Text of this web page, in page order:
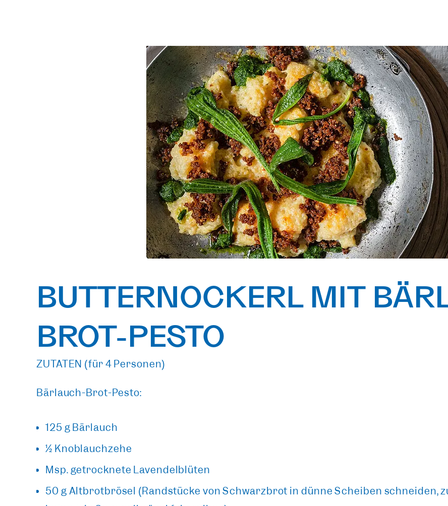
BUTTERNOCKERL MIT
BROT-PESTO
ZUTATEN (für 4 Personen)
Bärlauch-Brot-Pesto:
125 g Bärlauch
½ Knoblauchzehe
Msp. getrocknete Lavendelblüten
50 g Altbrotbrösel (Randstücke von Schwarzbrot in dünne Scheiben schneiden,